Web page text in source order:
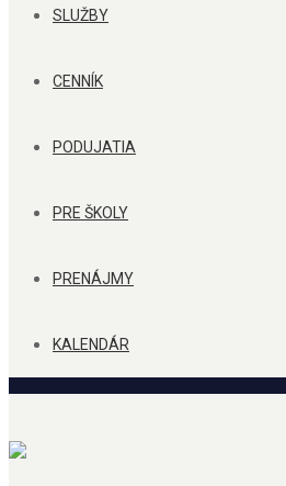
SLUŽBY
CENNÍK
PODUJATIA
PRE ŠKOLY
PRENÁJMY
KALENDÁR